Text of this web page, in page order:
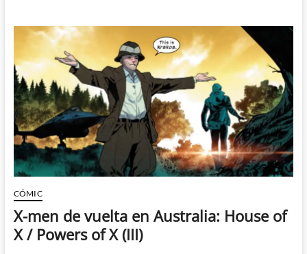
años
escribiendo
Aquaman
aquí
nadie
se
había
enterado:
X-
men
y
sus
espadas
CÓMIC
X-men de vuelta en Australia: House of
X / Powers of X (III)